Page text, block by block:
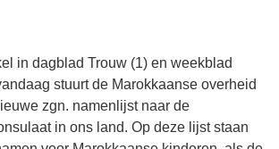
in dagblad Trouw (1) en weekblad
stuurt de Marokkaanse overheid
zgn. namenlijst naar de
in ons land. Op deze lijst staan